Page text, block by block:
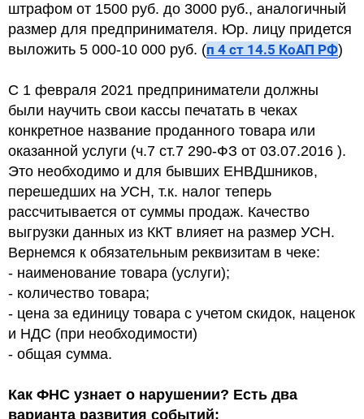
штрафом от 1500 руб. до 3000 руб., аналогичный
размер для предпринимателя. Юр. лицу придется
выложить 5 000-10 000 руб. (п 4 ст 14.5 КоАП РФ)
С 1 февраля 2021 предприниматели должны
были научить свои кассы печатать в чеках
конкретное название проданного товара или
оказанной услуги (ч.7 ст.7 290-ФЗ от 03.07.2016 ).
Это необходимо и для бывших ЕНВДшников,
перешедших на УСН, т.к. налог теперь
рассчитывается от суммы продаж. Качество
выгрузки данных из ККТ влияет на размер УСН.
Вернемся к обязательным реквизитам в чеке:
- наименование товара (услуги);
- количество товара;
- цена за единицу товара с учетом скидок, наценок
и НДС (при необходимости)
- общая сумма.
Как ФНС узнает о нарушении? Есть два
варианта развития событий: